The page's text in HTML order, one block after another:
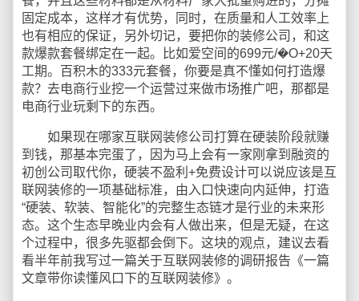
固定成本，这样才有优势，同时，在质量和人工效率上
也有相应的保证，另外切记，要把你的装修公司，和这
款爆款套餐绑定在一起。比如爱空间的699元/�O+20天
工期。百积木的333元套餐，你要是真不懂如何打造爆
款？去电商行业挖一个运营过来做市场推广吧，那都是
电商行业玩剩下的东西。
如果现在哪家互联网装修公司打算在硬装阶段就赚
到钱，那基本完蛋了，因为马上会有一家刚拿到融资的
初创公司取代你，硬装不盈利+免费设计可以说应该是互
联网装修的一项基础标准，由入口快速向内延伸，打造
“硬装、软装、智能化”的完整生态链才是行业的未来形
态。这个生态早晚业内会有人做出来，但是无疑，在这
个过程中，很多先驱都会倒下。这块的观点，建议去看
看半年前我写过一篇关于互联网装修的调研报告《一篇
文章带你读懂风口下的互联网装修》。